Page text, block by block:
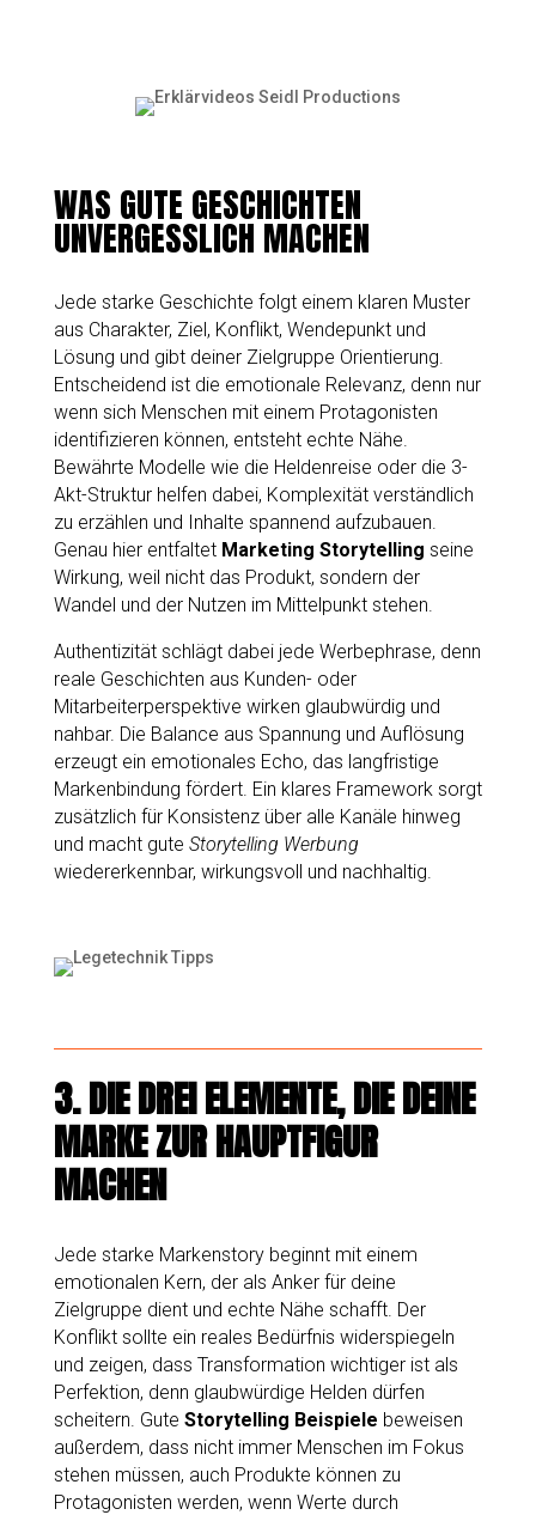
WAS GUTE GESCHICHTEN
UNVERGESSLICH MACHEN
Jede starke Geschichte folgt einem klaren Muster
aus Charakter, Ziel, Konflikt, Wendepunkt und
Lösung und gibt deiner Zielgruppe Orientierung.
Entscheidend ist die emotionale Relevanz, denn nur
wenn sich Menschen mit einem Protagonisten
identifizieren können, entsteht echte Nähe.
Bewährte Modelle wie die Heldenreise oder die 3-
Akt-Struktur helfen dabei, Komplexität verständlich
zu erzählen und Inhalte spannend aufzubauen.
Genau hier entfaltet Marketing Storytelling seine
Wirkung, weil nicht das Produkt, sondern der
Wandel und der Nutzen im Mittelpunkt stehen.
Authentizität schlägt dabei jede Werbephrase, denn
reale Geschichten aus Kunden- oder
Mitarbeiterperspektive wirken glaubwürdig und
nahbar. Die Balance aus Spannung und Auflösung
erzeugt ein emotionales Echo, das langfristige
Markenbindung fördert. Ein klares Framework sorgt
zusätzlich für Konsistenz über alle Kanäle hinweg
und macht gute Storytelling Werbung
wiedererkennbar, wirkungsvoll und nachhaltig.
3.DIE DREI ELEMENTE, DIE DEINE
MARKE ZUR HAUPTFIGUR
MACHEN
Jede starke Markenstory beginnt mit einem
emotionalen Kern, der als Anker für deine
Zielgruppe dient und echte Nähe schafft. Der
Konflikt sollte ein reales Bedürfnis widerspiegeln
und zeigen, dass Transformation wichtiger ist als
Perfektion, denn glaubwürdige Helden dürfen
scheitern. Gute Storytelling Beispiele beweisen
außerdem, dass nicht immer Menschen im Fokus
stehen müssen, auch Produkte können zu
Protagonisten werden, wenn Werte durch